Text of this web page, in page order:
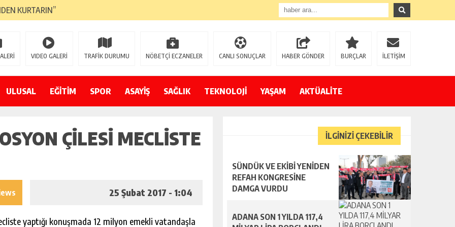
KURTARIN”
YENİ GÖZDESİ OLACAK”
KAMUOYUNA AÇIKLAYIN”
DURMAYA DAVET EDİYORUZ”
VIDEO GALERİ TRAFİK DURUMU NÖBETÇİ ECZANELER CANLI SONUÇLAR HABER GÖNDER BURÇLAR İLETİŞİM
ULUSAL EĞİTİM SPOR ASAYİŞ SAĞLIK TEKNOLOJİ YAŞAM AKTÜALİTE
ÇILESI MECLISTE
25 Şubat 2017 - 1:04
yaptığı konuşmada 12 milyon emekli vatandaşla
İLGİNİZİ ÇEKEBİLİR
SÜNDÜK VE EKİBİ YENİDEN
REFAH KONGRESİNE
DAMGA VURDU
ADANA SON 1 YILDA 117,4